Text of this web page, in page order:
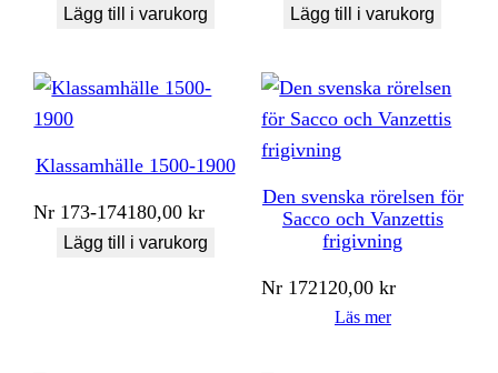
Lägg till i varukorg Lägg till i varukorg
Klassamhälle 1500-1900
Nr 173-174180,00kr
Lägg till i varukorg
Den svenska rörelsen för
Sacco och Vanzettis
frigivning
Nr 172120,00kr
Läs mer